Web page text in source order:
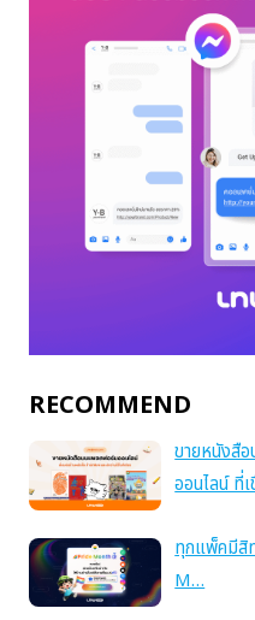
RECOMMEND
ขายหนังสื
ออนไลน์ ที่
ทุกแพ็คมีสิ
M…